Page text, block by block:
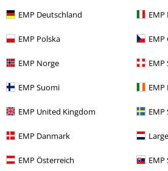
EMP Deutschland EMP
EMP Polska EMP
EMP Norge EMP
EMP Suomi EMP
EMP United Kingdom EMP
EMP Danmark
EMP Österreich EMP
Weite
zu eng
perfekt
zu kurz
perfekt
Verifizierte Rezension
War diese Bewertung hilfreich für dich?
Kommentieren